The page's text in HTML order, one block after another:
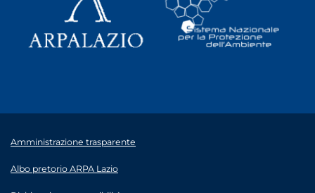
Amministrazione trasparente
Albo pretorio ARPA Lazio